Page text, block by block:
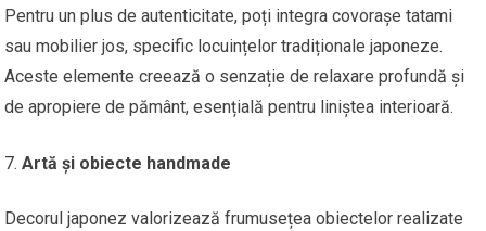
Pentru un plus de autenticitate, poți integra covorașe tatami
sau mobilier jos, specific locuințelor tradiționale japoneze.
Aceste elemente creează o senzație de relaxare profundă și
de apropiere de pământ, esențială pentru liniștea interioară.
Artă și obiecte handmade
Decorul japonez valorizează frumusețea obiectelor realizate